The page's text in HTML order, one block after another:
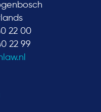
22 00
22 99